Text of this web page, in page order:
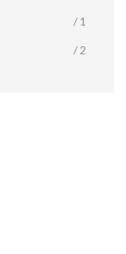
/ 1
/ 2